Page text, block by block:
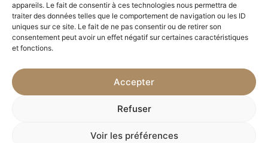
appareils. Le fait de consentir à ces technologies nous permettra de
traiter des données telles que le comportement de navigation ou les ID
uniques sur ce site. Le fait de ne pas consentir ou de retirer son
consentement peut avoir un effet négatif sur certaines caractéristiques
et fonctions.
Accepter
Refuser
Voir les préférences